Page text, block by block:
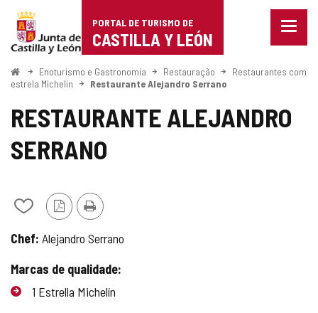
Portal
de
Turismo
de
Castilla
PORTAL DE TURISMO DE
CASTILLA Y LEÓN
Menu
ComeçoEnoturismo e Gastronomia Restauração
Restaurantes com
estrela Michelin
Restaurante Alejandro Serrano
RESTAURANTE ALEJANDRO
SERRANO
Adicionar
remover
meus
VersãoImprimir
Chef: Alejandro Serrano
Marcas de qualidade:
1 Estrella Michelín